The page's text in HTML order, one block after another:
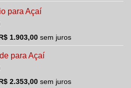
para Açaí
1.903,00 sem juros
para Açaí
2.353,00 sem juros